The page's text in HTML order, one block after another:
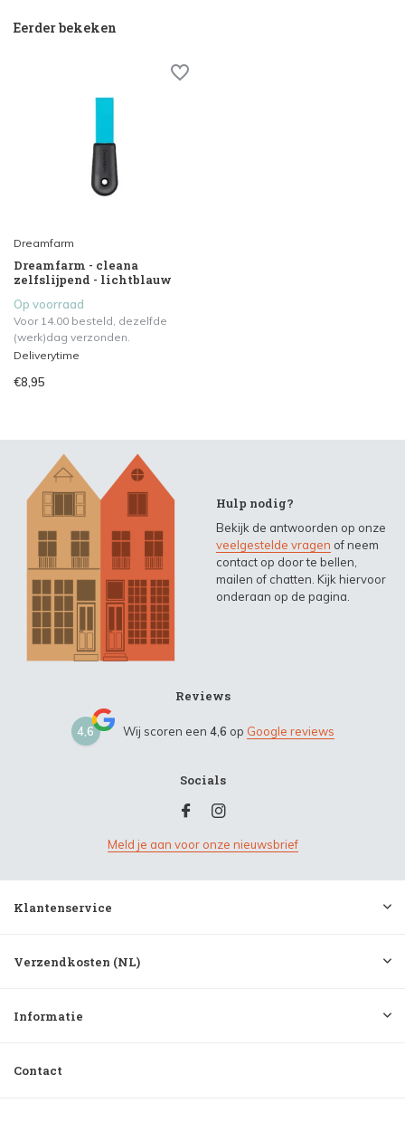
Eerder bekeken
Dreamfarm
Dreamfarm - cleana
zelfslijpend - lichtblauw
Op voorraad
Voor 14.00 besteld, dezelfde
(werk)dag verzonden.
Deliverytime
€8,95
Hulp nodig?
Bekijk de antwoorden op onze
veelgestelde vragen of neem
contact op door te bellen,
mailen of chatten. Kijk hiervoor
onderaan op de pagina.
Reviews
4,6 Wij scoren een 4,6 op Google reviews
Socials
Meld je aan voor onze nieuwsbrief
Klantenservice
Verzendkosten (NL)
Informatie
Contact